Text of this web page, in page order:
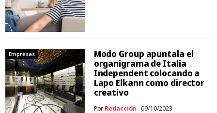
Empresas
Modo Group apuntala el
organigrama de Italia
Independent colocando a
Lapo Elkann como director
creativo
Por Redacción - 09/10/2023